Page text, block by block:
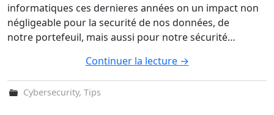
informatiques ces dernieres années on un impact non
négligeable pour la securité de nos données, de
notre portefeuil, mais aussi pour notre sécurité…
Continuer la lecture →
Cybersecurity,Tips